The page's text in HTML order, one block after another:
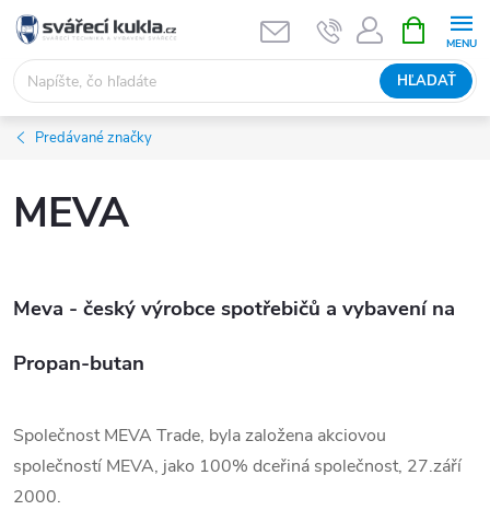
Prejsť na obsah
HĽADAŤ
Predávané značky
MEVA
Meva - český výrobce spotřebičů a vybavení na
Propan-butan
Společnost MEVA Trade, byla založena akciovou
společností MEVA, jako 100% dceřiná společnost, 27.září
2000.